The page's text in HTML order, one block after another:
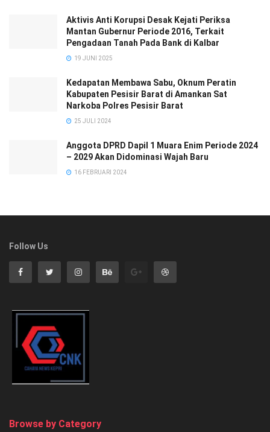
Aktivis Anti Korupsi Desak Kejati Periksa
Mantan Gubernur Periode 2016, Terkait
Pengadaan Tanah Pada Bank di Kalbar
19 JUNI 2025
Kedapatan Membawa Sabu, Oknum Peratin
Kabupaten Pesisir Barat di Amankan Sat
Narkoba Polres Pesisir Barat
25 JULI 2024
Anggota DPRD Dapil 1 Muara Enim Periode 2024
– 2029 Akan Didominasi Wajah Baru
16 FEBRUARI 2024
Follow Us
Browse by Category